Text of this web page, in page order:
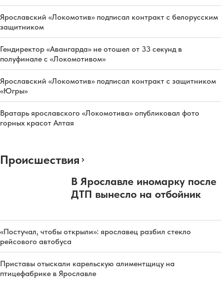
Ярославский «Локомотив» подписал контракт с белорусским
защитником
Гендиректор «Авангарда» не отошел от 33 секунд в
полуфинале с «Локомотивом»
Ярославский «Локомотив» подписал контракт с защитником
«Югры»
Вратарь ярославского «Локомотива» опубликовал фото
горных красот Алтая
Происшествия
В Ярославле иномарку после
ДТП вынесло на отбойник
«Постучал, чтобы открыли»: ярославец разбил стекло
рейсового автобуса
Приставы отыскали карельскую алиментщицу на
птицефабрике в Ярославле